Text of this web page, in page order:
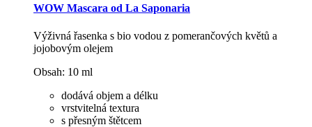
WOW Mascara od La Saponaria
Výživná řasenka s bio vodou z pomerančových květů a
jojobovým olejem
Obsah: 10 ml
dodává objem a délku
vrstvitelná textura
s přesným štětcem